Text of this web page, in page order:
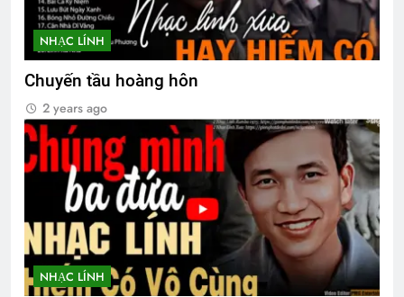
NHẠC LÍNH
Chuyến tầu hoàng hôn
2 years ago
NHẠC LÍNH